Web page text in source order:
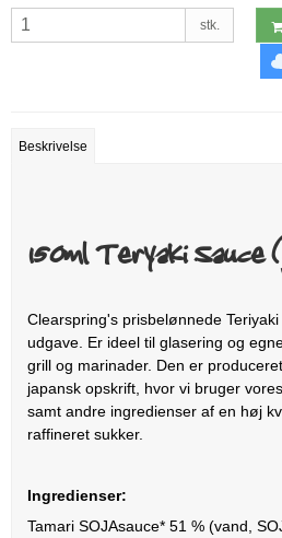
stk.
Beskrivelse
150ml Teryaki
Clearspring's prisbelønnede
udgave. Er ideel til glasering og
grill og marinader. Den er
japansk opskrift, hvor vi bruger
samt andre ingredienser af en høj
raffineret sukker.
Ingredienser:
Tamari SOJAsauce* 51 % (vand,